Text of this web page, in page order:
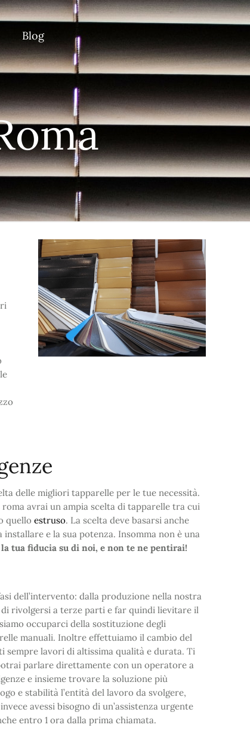
Blog
delle migliori tapparelle per le tue necessità.
avrai un ampia scelta di tapparelle tra cui
quelloestruso. La scelta deve basarsi anche
installare e la sua potenza. Insomma non è una
tua fiducia su di noi, e non te ne pentirai!
dell’intervento: dalla produzione nella nostra
di rivolgersi a terze parti e far quindi lievitare il
occuparci della sostituzione degli
manuali. Inoltre effettuiamo il cambio del
sempre lavori di altissima qualità e durata. Ti
parlare direttamente con un operatore a
e insieme trovare la soluzione più
e stabilità l’entità del lavoro da svolgere,
avessi bisogno di un’assistenza urgente
entro 1 ora dalla prima chiamata.